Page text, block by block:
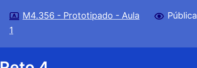
M4.356 - Prototipado - Aula
1
Pública